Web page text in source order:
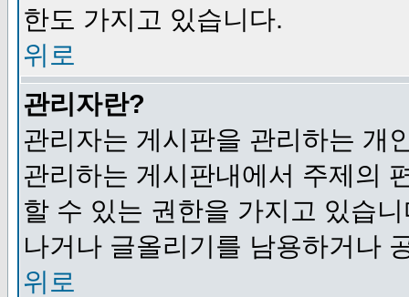
한도 가지고 있습니다.
위로
관리자란?
관리자는 게시판을 관리하는 개
관리하는 게시판내에서 주제의
할 수 있는 권한을 가지고 있습
나거나 글올리기를 남용하거나
위로